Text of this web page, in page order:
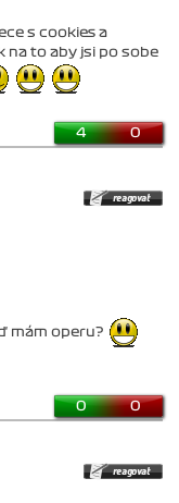
s cookies a
na to aby jsi po sobe
4 0
mám operu?
0 0